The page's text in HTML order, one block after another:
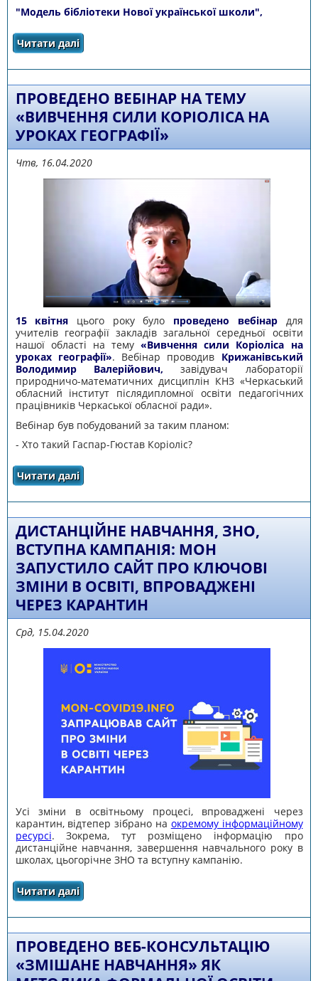
"Модель бібліотеки Нової української школи",
Читати далі
ПРОВЕДЕНО ВЕБІНАР НА ТЕМУ
«ВИВЧЕННЯ СИЛИ КОРІОЛІСА НА
УРОКАХ ГЕОГРАФІЇ»
Чтв, 16.04.2020
15 квітня цього року було проведено вебінар для
учителів географії закладів загальної середньої освіти
нашої області на тему«Вивчення сили Коріоліса на
уроках географії». Вебінар проводив Крижанівський
Володимир Валерійович,завідувач лабораторії
природничо-математичних дисциплін КНЗ «Черкаський
обласний інститут післядипломної освіти педагогічних
працівників Черкаської обласної ради».
Вебінар був побудований за таким планом:
- Хто такий Гаспар-Гюстав Коріоліс?
Читати далі
ГЕОГРАФІЇ»
ДИСТАНЦІЙНЕ НАВЧАННЯ, ЗНО,
ВСТУПНА КАМПАНІЯ: МОН
ЗАПУСТИЛО САЙТ ПРО КЛЮЧОВІ
ЗМІНИ В ОСВІТІ, ВПРОВАДЖЕНІ
ЧЕРЕЗ КАРАНТИН
Срд, 15.04.2020
Усі зміни в освітньому процесі, впроваджені через
карантин, відтепер зібрано на окремому інформаційному
ресурсі. Зокрема, тут розміщено інформацію про
дистанційне навчання, завершення навчального року в
школах, цьогорічне ЗНО та вступну кампанію.
Читати далі
ВСТУПНА КАМПАНІЯ: МОН ЗАПУСТИЛО САЙТ
ПРО КЛЮЧОВІ ЗМІНИ В ОСВІТІ, ВПРОВАДЖЕНІ
ПРОВЕДЕНО ВЕБ-КОНСУЛЬТАЦІЮ
«ЗМІШАНЕ НАВЧАННЯ» ЯК